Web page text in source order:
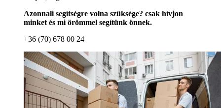
Azonnali segítségre volna szüksége? csak hívjon
minket és mi örömmel segítünk önnek.
+36 (70) 678 00 24